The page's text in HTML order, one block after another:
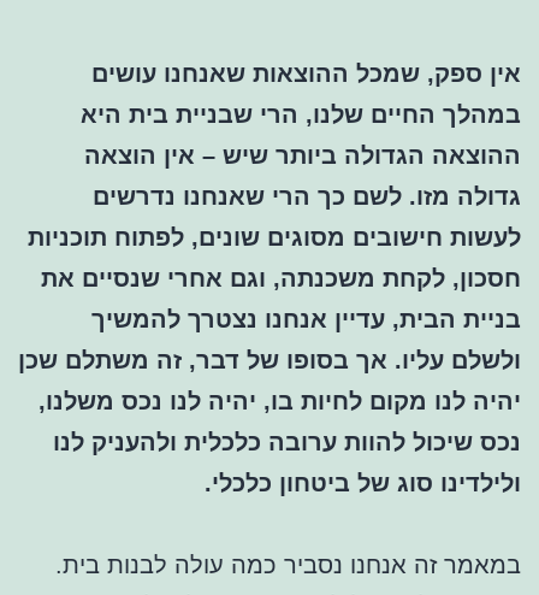
אין ספק, שמכל ההוצאות שאנחנו עושים
במהלך החיים שלנו, הרי שבניית בית היא
ההוצאה הגדולה ביותר שיש – אין הוצאה
גדולה מזו. לשם כך הרי שאנחנו נדרשים
לעשות חישובים מסוגים שונים, לפתוח תוכניות
חסכון, לקחת משכנתה, וגם אחרי שנסיים את
בניית הבית, עדיין אנחנו נצטרך להמשיך
ולשלם עליו. אך בסופו של דבר, זה משתלם שכן
יהיה לנו מקום לחיות בו, יהיה לנו נכס משלנו,
נכס שיכול להוות ערובה כלכלית ולהעניק לנו
ולילדינו סוג של ביטחון כלכלי.
במאמר זה אנחנו נסביר כמה עולה לבנות בית.